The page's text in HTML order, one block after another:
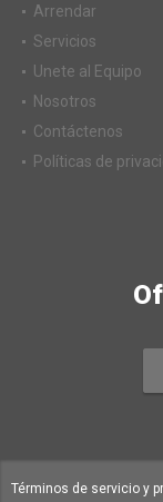
Arrendar
Servicios
Unete al Equipo
Nosotros
Contáctenos
Políticas de
Términos de servicio y